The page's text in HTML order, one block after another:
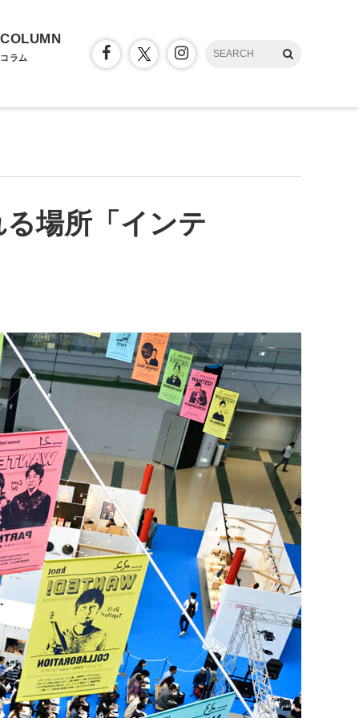
COLUMN
コラム
場所「インテ